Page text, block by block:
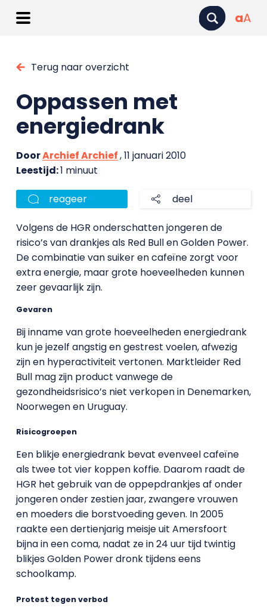
aA
Terug naar overzicht
Oppassen met
energiedrank
DoorArchief Archief, 11 januari 2010
Leestijd:1 minuut
reageer deel
Volgens de HGR onderschatten jongeren de
risico’s van drankjes als Red Bull en Golden Power.
De combinatie van suiker en cafeïne zorgt voor
extra energie, maar grote hoeveelheden kunnen
zeer gevaarlijk zijn.
Gevaren
Bij inname van grote hoeveelheden energiedrank
kun je jezelf angstig en gestrest voelen, afwezig
zijn en hyperactiviteit vertonen. Marktleider Red
Bull mag zijn product vanwege de
gezondheidsrisico’s niet verkopen in Denemarken,
Noorwegen en Uruguay.
Risicogroepen
Een blikje energiedrank bevat evenveel cafeïne
als twee tot vier koppen koffie. Daarom raadt de
HGR het gebruik van de oppepdrankjes af onder
jongeren onder zestien jaar, zwangere vrouwen
en moeders die borstvoeding geven. In 2005
raakte een dertienjarig meisje uit Amersfoort
bijna in een coma, nadat ze in 24 uur tijd twintig
blikjes Golden Power dronk tijdens eens
schoolkamp.
Protest tegen verbod